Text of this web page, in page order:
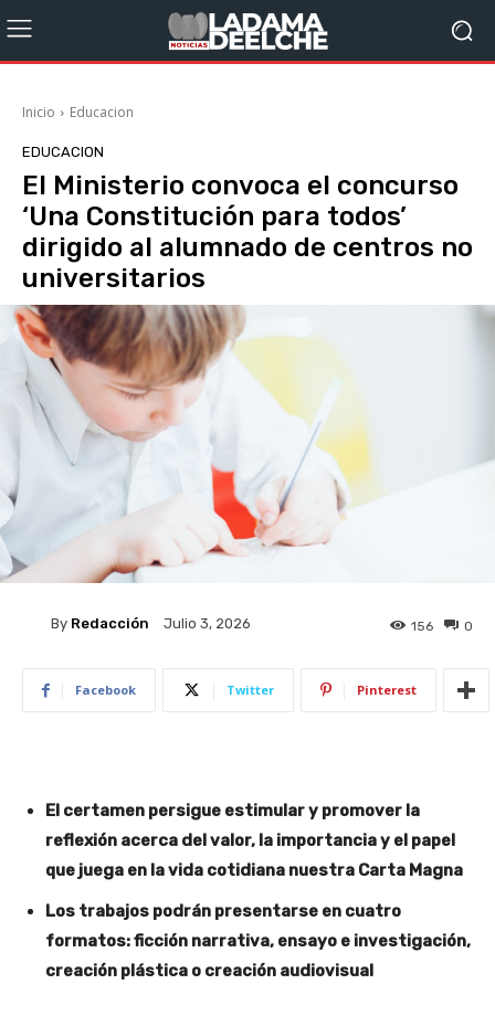
Inicio Educacion
EDUCACION
El Ministerio convoca el concurso
‘Una Constitución para todos’
dirigido al alumnado de centros no
universitarios
By Redacción Julio 3, 2026 0
156
Facebook Twitter Pinterest
El certamen persigue estimular y promover la
reflexión acerca del valor, la importancia y el papel
que juega en la vida cotidiana nuestra Carta Magna
Los trabajos podrán presentarse en cuatro
formatos: ficción narrativa, ensayo e investigación,
creación plástica o creación audiovisual